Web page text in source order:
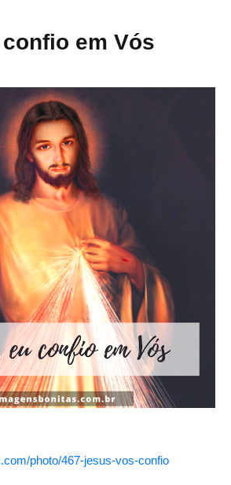
em Vós
photo/467-jesus-vos-confio